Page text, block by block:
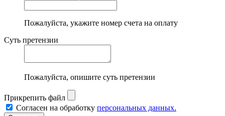
Пожалуйста, укажите номер счета на оплату
Суть претензии
Пожалуйста, опишите суть претензии
Прикрепить файл
Согласен на обработку персональных данных.